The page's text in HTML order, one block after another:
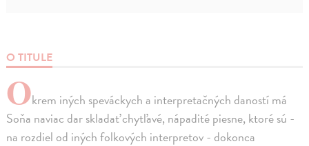
O TITULE
Okrem iných speváckych a interpretačných daností má
Soňa naviac dar skladať chytľavé, nápadité piesne, ktoré sú -
na rozdiel od iných folkových interpretov - dokonca